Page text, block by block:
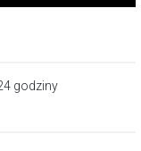
godziny